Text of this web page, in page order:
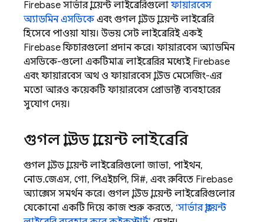
Firebase সার্ভার ক্লায়েন্ট লাইব্রেরিগুলো ফায়ারবেস
অ্যাডমিন এসডিকেএবং গুগল ক্লাউড ক্লায়েন্ট লাইব্রেরি
হিসেবে পাওয়া যায়। উভয় সেট লাইব্রেরিই একই
Firebaseফিচারগুলো প্রদান করে। ফায়ারবেস অ্যাডমিন
এসডিকে-গুলো একটিমাত্র লাইব্রেরির মধ্যেই Firebase
এবং ফায়ারবেস অথ ও ফায়ারবেস ক্লাউড মেসেজিং-এর
মতো আরও কয়েকটি ফায়ারবেস প্রোডাক্ট ব্যবহারের
সুযোগ দেয়।
গুগল ক্লাউড ক্লায়েন্ট লাইব্রেরি
গুগল ক্লাউড ক্লায়েন্ট লাইব্রেরিগুলো জাভা, পাইথন,
নোড.জেএস, গো, পিএইচপি, সি#, এবং রুবিতে Firebase
অ্যাক্সেস সমর্থন করে। গুগল ক্লাউড ক্লায়েন্ট লাইব্রেরিগুলোর
যেকোনো একটি দিয়ে কাজ শুরু করতে, ‘সার্ভার ক্লায়েন্ট